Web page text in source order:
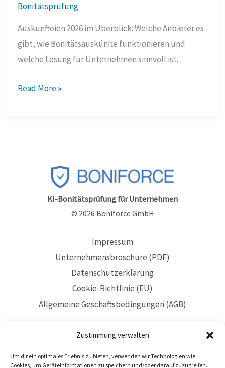
Zustimmung verwalten
Um dir ein optimales Erlebnis zu bieten, verwenden wir Technologien wie
Cookies, um Geräteinformationen zu speichern und/oder darauf zuzugreifen.
Bonitätsprüfung
Auskunfteien 2026 im Überblick: Welche Anbieter es
gibt, wie Bonitätsauskünfte funktionieren und
welche Lösung für Unternehmen sinnvoll ist.
Welche
Read More »
KI-Bonitätsprüfung für Unternehmen
© 2026 Boniforce GmbH
Impressum
Unternehmensbroschüre (PDF)
Datenschutzerklärung
Cookie-Richtlinie (EU)
Allgemeine Geschäftsbedingungen (AGB)
Mit Sitz in Düsseldorf